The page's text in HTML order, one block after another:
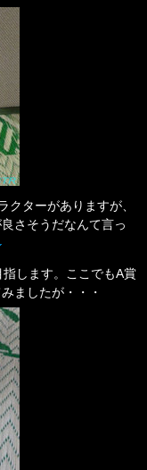
クターがありますが、
さそうだなんて言っ
します。ここでもA賞
ましたが・・・